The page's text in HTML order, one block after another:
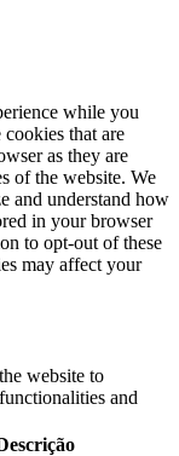
while you
that are
as they are
of the website. We
and understand how
in your browser
to opt-out of these
may affect your
website to
and